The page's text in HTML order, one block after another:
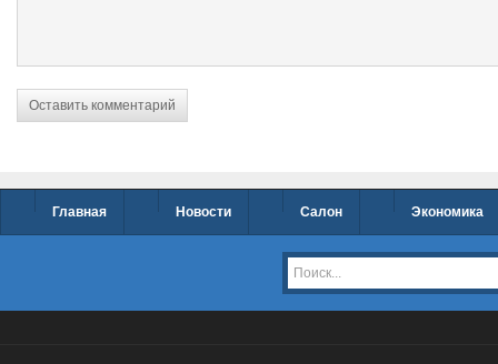
Главная Новости Салон Экономика